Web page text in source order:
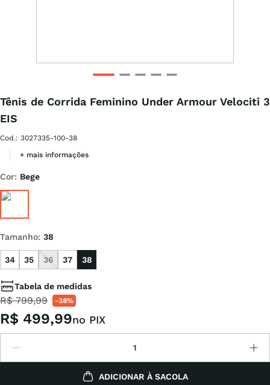
Tênis de Corrida Feminino Under Armour Velociti 3
EIS
Cod.: 3027335-100-38
+ mais informações
Cor: Bege
Tamanho: 38
34 35 36 37 38
Tabela de medidas
R$ 799,99 -38%
R$ 499,99no PIX
ADICIONAR À SACOLA